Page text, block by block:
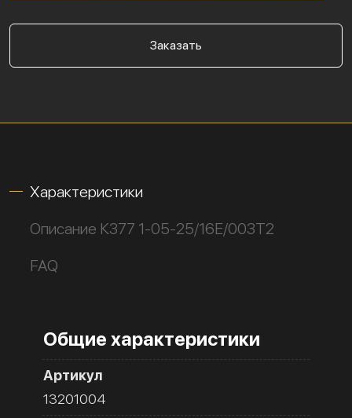
Заказать
Характеристики
Описание К377 1-05-25/16Е/003Т2
FAQ
Общие характеристики
Артикул
13201004